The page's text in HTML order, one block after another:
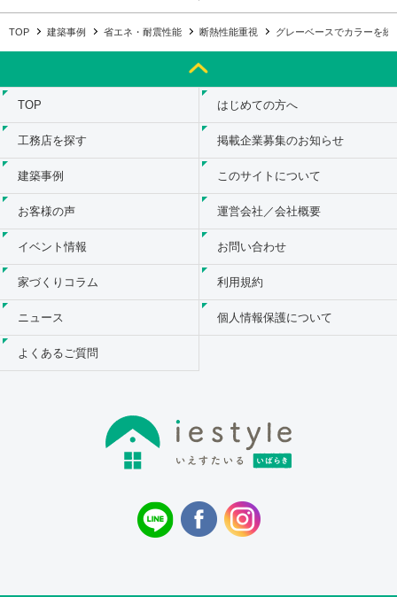
TOP 建築事例 省エネ・耐震性能 断熱性能重視 グレーベースでカラーを統
TOP
工務店を探す
建築事例
お客様の声
イベント情報
家づくりコラム
ニュース
よくあるご質問
はじめての方へ
掲載企業募集のお知らせ
このサイトについて
運営会社／会社概要
お問い合わせ
利用規約
個人情報保護について